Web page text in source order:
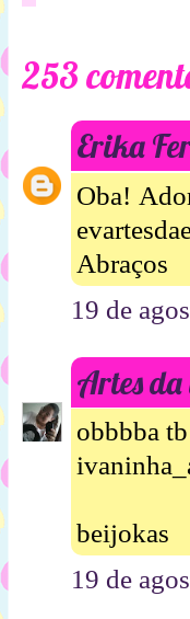
253
Erika
Oba!
Abraços
19 de
Artes
obbbba
beijokas
19 de